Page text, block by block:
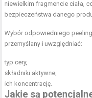
niewielkim fragmencie ciała,
bezpieczeństwa danego
Wybór odpowiedniego
przemyślany i uwzględniać:
typ cery,
składniki aktywne,
ich koncentrację.
Jakie są